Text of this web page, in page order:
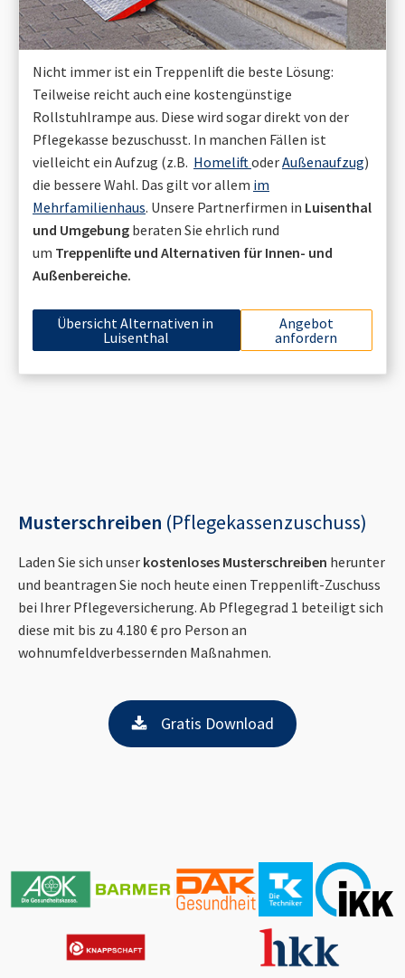
Nicht immer ist ein Treppenlift die beste Lösung:
Teilweise reicht auch eine kostengünstige
Rollstuhlrampe aus. Diese wird sogar direkt von der
Pflegekasse bezuschusst. In manchen Fällen ist
vielleicht ein Aufzug (z.B. HomeliftoderAußenaufzug)
die bessere Wahl. Das gilt vor allem im
Mehrfamilienhaus. Unsere Partnerfirmen in Luisenthal
und Umgebung beraten Sie ehrlich rund
um Treppenlifte und Alternativen für Innen- und
Außenbereiche.
Übersicht Alternativen in
Luisenthal
Angebot
anfordern
Musterschreiben (Pflegekassenzuschuss)
Laden Sie sich unser kostenloses Musterschreiben herunter
und beantragen Sie noch heute einen Treppenlift-Zuschuss
bei Ihrer Pflegeversicherung. Ab Pflegegrad 1 beteiligt sich
diese mit bis zu 4.180 € pro Person an
wohnumfeldverbessernden Maßnahmen.
Gratis Download